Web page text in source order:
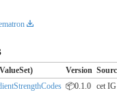
Version
📦0.1.0 cet IG